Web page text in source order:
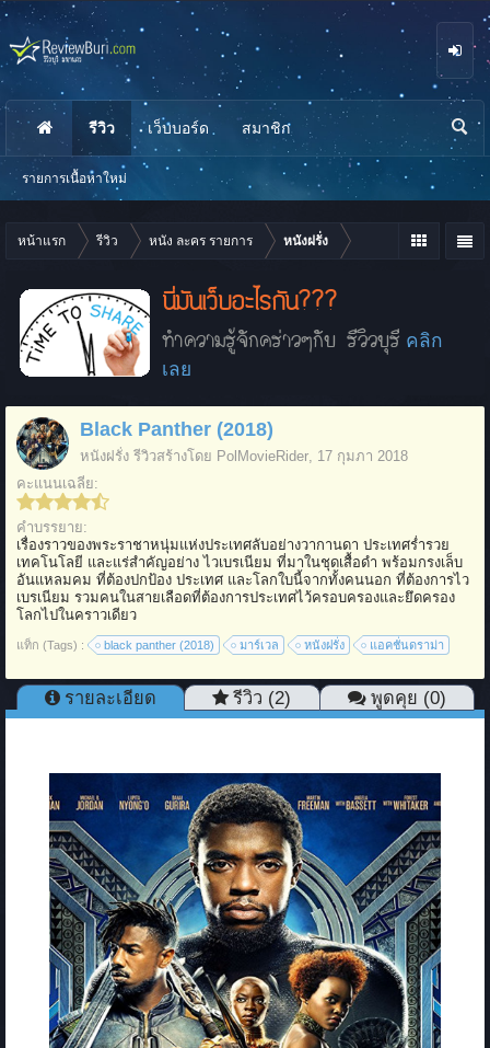
หน้าแรก รีวิว หนัง ละคร รายการ หนังฝรั่ง
นี่มันเว็บอะไรกัน???
ทำความรู้จักคร่าวๆกับ รีวิวบุรี คลิก
เลย
Black Panther (2018)
หนังฝรั่ง รีวิวสร้างโดย PolMovieRider, 17 กุมภา 2018
คะแนนเฉลี่ย:
คำบรรยาย:
เรื่องราวของพระราชาหนุ่มแห่งประเทศลับอย่างวากานดา ประเทศร่ำรวย
เทคโนโลยี และแร่สำคัญอย่าง ไวเบรเนียม ที่มาในชุดเสื้อดำ พร้อมกรงเล็บ
อันแหลมคม ที่ต้องปกป้อง ประเทศ และโลกใบนี้จากทั้งคนนอก ที่ต้องการไว
เบรเนียม รวมคนในสายเลือดที่ต้องการประเทศไว้ครอบครองและยึดครอง
โลกไปในคราวเดียว
แท็ก (Tags) : black panther (2018) มาร์เวล หนังฝรั่ง แอคชั่นดราม่า
รายละเอียด รีวิว (2) พูดคุย (0)
รีวิว
รายการเนื้อหาใหม่
เว็บบอร์ด สมาชิก
นห
า